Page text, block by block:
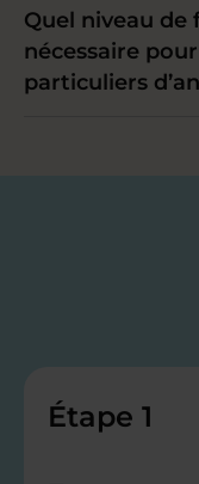
Quel niveau
nécessaire
particuliers
Étape 1